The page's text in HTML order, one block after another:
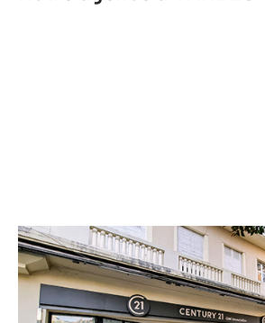
CENTURY 21 GM
4 Place de
TARBES -